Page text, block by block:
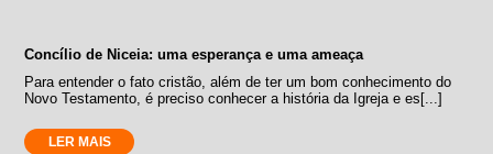
Concílio de Niceia: uma esperança e uma ameaça
Para entender o fato cristão, além de ter um bom conhecimento do
Novo Testamento, é preciso conhecer a história da Igreja e es[...]
LER MAIS